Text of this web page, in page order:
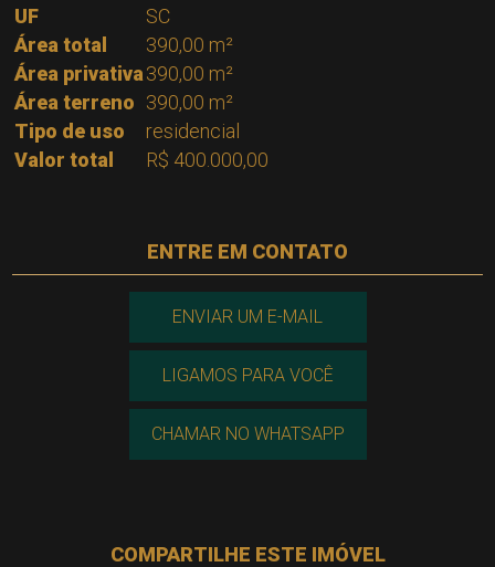
UF
SC
Área total
390,00 m²
Área privativa390,00 m²
Área terreno 390,00 m²
Tipo de uso
residencial
Valor total
R$ 400.000,00
ENTRE EM CONTATO
ENVIAR UM E-MAIL
LIGAMOS PARA VOCÊ
CHAMAR NO WHATSAPP
COMPARTILHE ESTE IMÓVEL